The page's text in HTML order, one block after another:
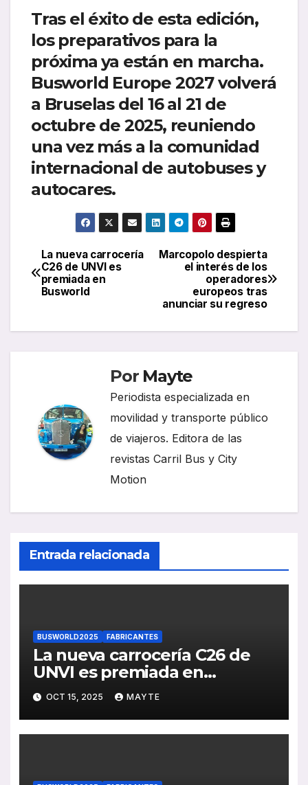
Tras el éxito de esta edición,
los preparativos para la
próxima ya están en marcha.
Busworld Europe 2027 volverá
a Bruselas del 16 al 21 de
octubre de 2025, reuniendo
una vez más a la comunidad
internacional de autobuses y
autocares.
Navegación
de
Marcopolo despierta
el interés de los
operadores
europeos tras
anunciar su regreso
La nueva carrocería
C26 de UNVI es
premiada en
Busworld
Por Mayte
Periodista especializada en
movilidad y transporte público
de viajeros. Editora de las
revistas Carril Bus y City
Motion
Entrada relacionada
BUSWORLD2025 FABRICANTES
La nueva carrocería C26 de
UNVI es premiada en
Busworld
OCT 15, 2025 MAYTE